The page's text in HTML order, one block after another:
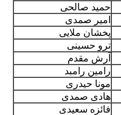
حمید صالحی
امیر صمدی
پخشان ملایی
ترو حسینی
آرش مقدم
رامین رامبد
مونا حیدری
هادی صمدی
فائزه سعیدی